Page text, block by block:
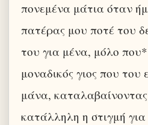
πονεμένα μάτια όταν
πατέρας μου ποτέ του
του για μένα, μόλο
μοναδικός γιος που του
μάνα,
κατάλληλη η στιγμή για